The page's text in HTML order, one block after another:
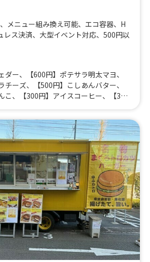
、 メニュー組み換え可能、 エコ容器、 H
レス決済、 大型イベント対応、 500円以
ダー、【600円】ポテサラ明太マヨ、
チーズ、【500円】こしあんバター、
こ、【300円】アイスコーヒー、【300
き、【600円】岩塩たこ焼き、【700
、【700円】明太マヨたこ焼き、【800
たこ焼き、【800円】ダブルチーズた
ポルパタパック（ソースマヨ）、【80
ク（岩塩）、【900円】ポルパタパック
円】ポルパタパック（チーズ）、【9
ク（ソースマヨ）、【900円】ポルパ
【1,000円】ポルパタパック（明太マ
ポルパタパック（チーズ）、【400円】
円】ソースポテト、【500円】明太マ
】チーズポテト、【500円】シャカシ
円】揚げたい焼き、【100円】ペット
円】ペットボトル（ソフトドリン
ットボトルドリンク、【650-750円】